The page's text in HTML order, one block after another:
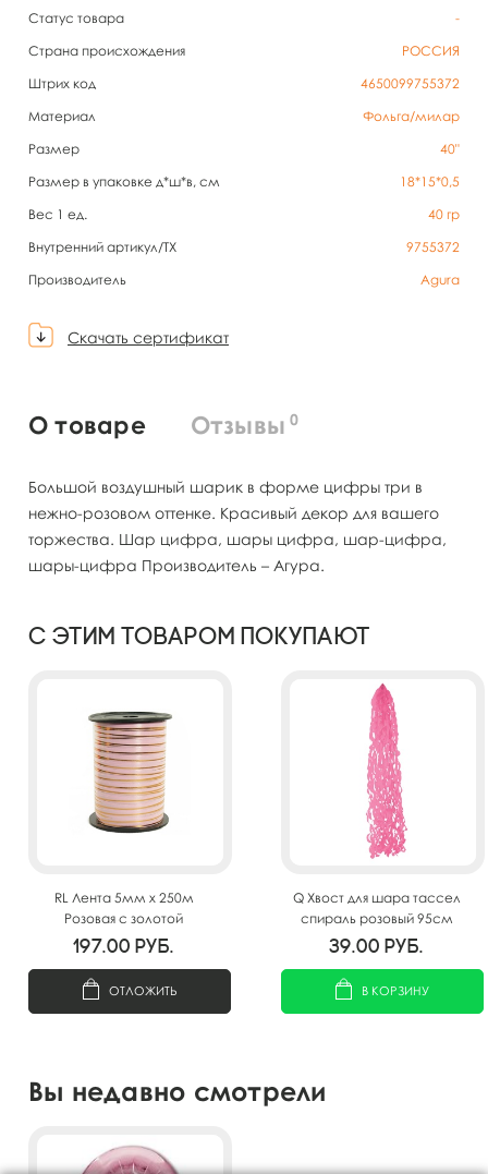
Статус товара
-
Страна происхождения
РОССИЯ
Штрих код
4650099755372
Материал
Фольга/милар
Размер
40"
Размер в упаковке д*ш*в, см
18*15*0,5
Вес 1 ед.
40 гр
Внутренний артикул/TX
9755372
Производитель
Agura
Скачать сертификат
О товаре Отзывы 0
Большой воздушный шарик в форме цифры три в
нежно-розовом оттенке. Красивый декор для вашего
торжества. Шар цифра, шары цифра, шар-цифра,
шары-цифра Производитель – Агура.
С этим товаром покупают
RL Лента 5мм x 250м
Розовая с золотой
полосой(Москва) А0547
197.00 руб.
ОТЛОЖИТЬ
Q Хвост для шара тассел
спираль розовый 95см
39.00 руб.
В КОРЗИНУ
Вы недавно смотрели